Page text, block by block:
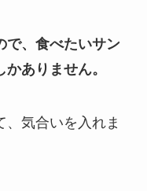
で、食べたいサン
ありません。
、気合いを入れま